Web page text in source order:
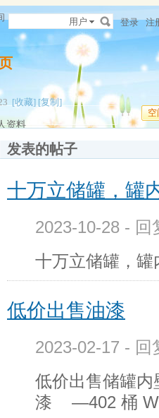
用户 登录 注
[收藏] [复制]
空
资料
发表的帖子
十万立储罐，罐
2023-10-28 -
十万立储罐，
低价出售油漆
2023-02-17 -
低价出售储罐
漆 —402 桶